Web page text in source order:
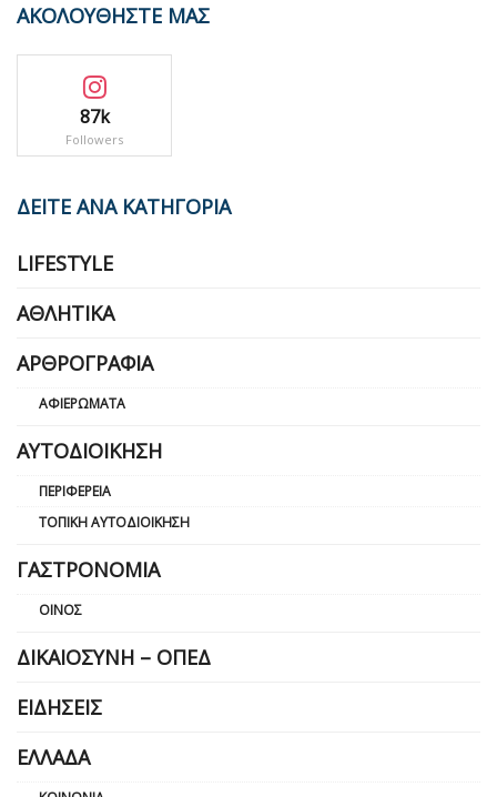
ΑΚΟΛΟΥΘΗΣΤΕ ΜΑΣ
87k
Followers
ΔΕΙΤΕ ΑΝΑ ΚΑΤΗΓΟΡΙΑ
LIFESTYLE
ΑΘΛΗΤΙΚΆ
ΑΡΘΡΟΓΡΑΦΊΑ
ΑΦΙΕΡΏΜΑΤΑ
ΑΥΤΟΔΙΟΊΚΗΣΗ
ΠΕΡΙΦΈΡΕΙΑ
ΤΟΠΙΚΉ ΑΥΤΟΔΙΟΊΚΗΣΗ
ΓΑΣΤΡΟΝΟΜΊΑ
ΟΊΝΟΣ
ΔΙΚΑΙΟΣΎΝΗ – ΟΠΕΔ
ΕΙΔΉΣΕΙΣ
ΕΛΛΆΔΑ